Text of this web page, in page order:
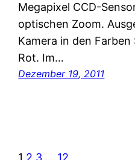
Megapixel CCD-
optischen Zoom.
Kamera in den
Rot. Im…
Dezember 19, 2011
1 2 3 12